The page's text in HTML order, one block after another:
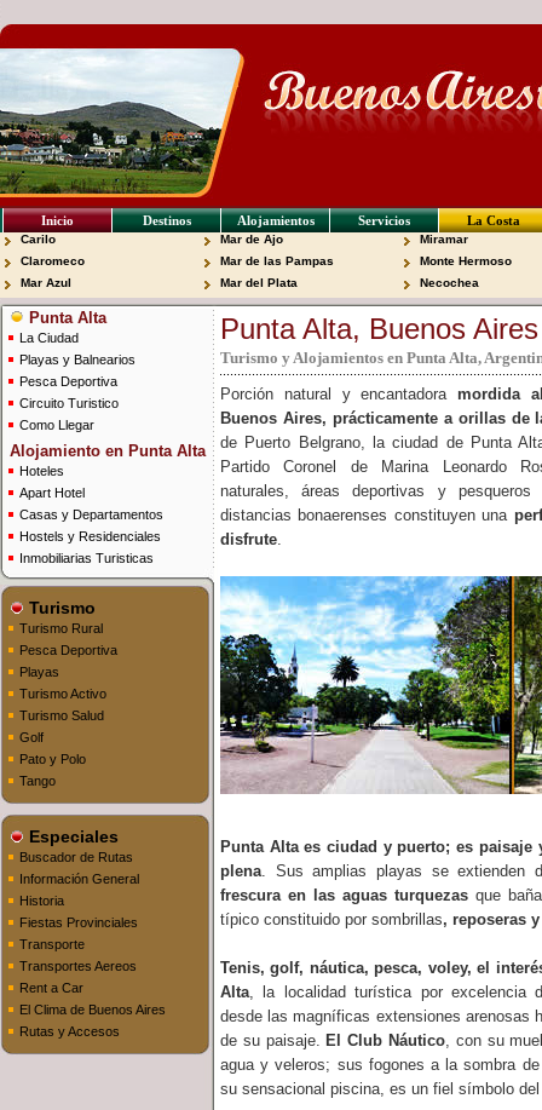
Inicio Destinos Alojamientos Servicios La Costa
Carilo
Claromeco
Mar Azul
Mar de Ajo
Mar de las Pampas
Mar del Plata
Miramar
Monte Hermoso
Necochea
Punta Alta
La Ciudad
Playas y Balnearios
Pesca Deportiva
Circuito Turistico
Como Llegar
Alojamiento en Punta Alta
Hoteles
Apart Hotel
Casas y Departamentos
Hostels y Residenciales
Inmobiliarias Turisticas
Turismo
Turismo Rural
Pesca Deportiva
Playas
Turismo Activo
Turismo Salud
Golf
Pato y Polo
Tango
Especiales
Buscador de Rutas
Información General
Historia
Fiestas Provinciales
Transporte
Transportes Aereos
Rent a Car
El Clima de Buenos Aires
Rutas y Accesos
Punta Alta, Buenos Aires
Turismo y Alojamientos en Punta Alta,
Porción natural y encantadoramordida
Buenos Aires, prácticamente a orillas de
de Puerto Belgrano, la ciudad de Punta
Partido Coronel de Marina Leonardo
naturales, áreas deportivas y
distancias bonaerenses constituyen una
disfrute.
Punta Alta es ciudad y puerto; es
plena. Sus amplias playas se extienden
frescura en las aguas turquezasque
típico constituido por sombrillas, reposeras
Tenis, golf, náutica, pesca, voley, el
Alta, la localidad turística por excelencia
desde las magníficas extensiones arenosas
de su paisaje. El Club Náutico, con su
agua y veleros; sus fogones a la sombra
su sensacional piscina, es un fiel símbolo